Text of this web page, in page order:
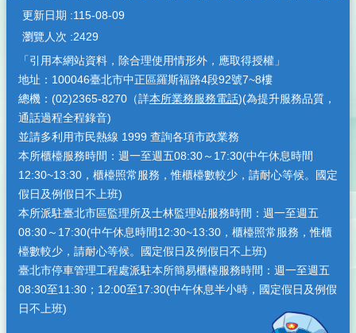
更新日期
115-08-09
瀏覽人次
2429
「引用本網站資料，除合理使用情形外，應取得授權」
地址：100046臺北市中正區羅斯福路4段92號7~8樓
總機：(02)2365-8270（詳本所業務服務電話)(為提升服務品質，
通話過程全程錄音)
並請多利用市民熱線 1999 查詢各項市政業務
本所櫃檯服務時間：週一至週五08:30～17:30(中午休息時間
12:30~13:30，櫃檯照常服務，惟櫃檯數較少，請耐心等候。國定
假日及例假日不上班)
本所派駐臺北市區監理所及士林監理站服務時間：週一至週五
08:30～17:30(中午休息時間12:30~13:30，櫃檯照常服務，惟櫃
檯數較少，請耐心等候。國定假日及例假日不上班)
臺北市停車管理工程處派駐本所簡易櫃檯服務時間：週一至週五
08:30至11:30；12:00至17:30(中午休息半小時，國定假日及例假
日不上班)